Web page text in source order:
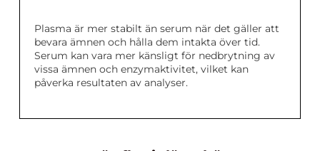
Plasma är mer stabilt än serum när det gäller att
bevara ämnen och hålla dem intakta över tid.
Serum kan vara mer känsligt för nedbrytning av
vissa ämnen och enzymaktivitet, vilket kan
påverka resultaten av analyser.